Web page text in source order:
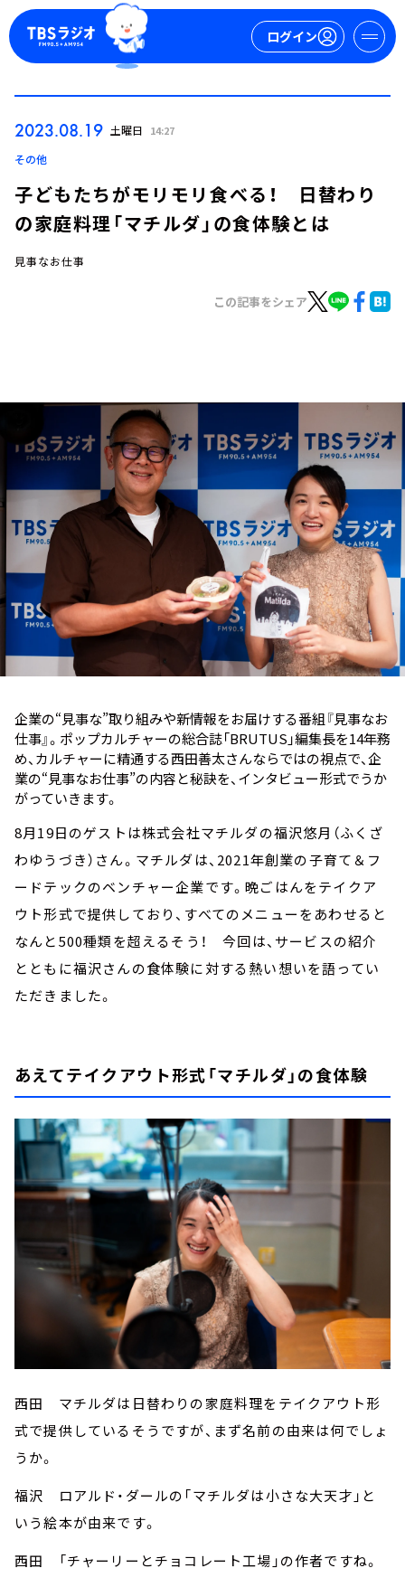
ログイン
イベント・グッズ
YouTube
会社情報
2023.08.19 土曜日 14:27
その他
子どもたちがモリモリ食べる！ 日替わり
の家庭料理「マチルダ」の食体験とは
見事なお仕事
この記事をシェア
企業の“見事な”取り組みや新情報をお届けする番組『見事なお
仕事』。ポップカルチャーの総合誌「BRUTUS」編集長を14年務
め、カルチャーに精通する西田善太さんならではの視点で、企
業の“見事なお仕事”の内容と秘訣を、インタビュー形式でうか
がっていきます。
8月19日のゲストは株式会社マチルダの福沢悠月（ふくざ
わゆうづき）さん。マチルダは、2021年創業の子育て＆フ
ードテックのベンチャー企業です。晩ごはんをテイクア
ウト形式で提供しており、すべてのメニューをあわせると
なんと500種類を超えるそう！ 今回は、サービスの紹介
とともに福沢さんの食体験に対する熱い想いを語ってい
ただきました。
あえてテイクアウト形式「マチルダ」の食体験
西田 マチルダは日替わりの家庭料理をテイクアウト形
式で提供しているそうですが、まず名前の由来は何でしょ
うか。
福沢 ロアルド・ダールの「マチルダは小さな大天才」と
いう絵本が由来です。
西田 「チャーリーとチョコレート工場」の作者ですね。